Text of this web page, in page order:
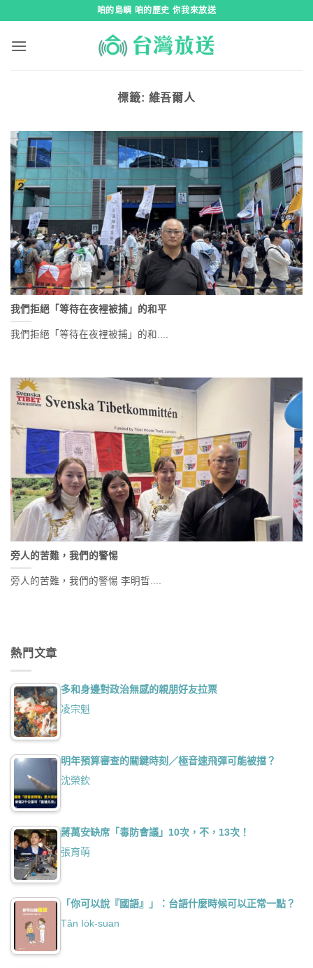
咱的島嶼 咱的歷史 你我來放送
標籤: 維吾爾人
我們拒絕「等待在夜裡被捕」的和平
我們拒絕「等待在夜裡被捕」的和....
旁人的苦難，我們的警惕
旁人的苦難，我們的警惕 李明哲....
熱門文章
多和身邊對政治無感的親朋好友拉票
凌宗魁
明年預算審查的關鍵時刻／極音速飛彈可能被擋？
沈榮欽
蔣萬安缺席「毒防會議」10次，不，13次！
張育萌
「你可以說『國語』」：台語什麼時候可以正常一點？
Tân Io̍k-suan